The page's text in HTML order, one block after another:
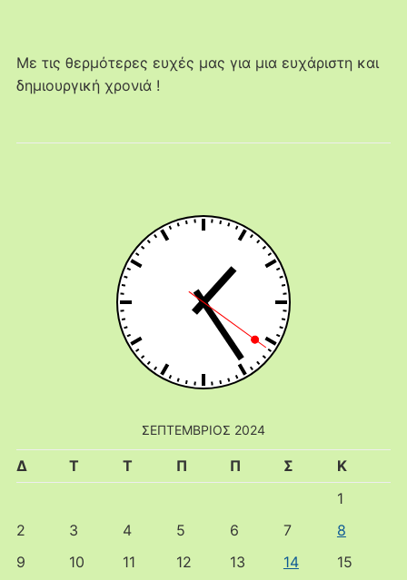
ΣΕΠΤΈΜΒΡΙΟΣ 2024
Δ Τ Τ Π Π Σ
Κ
1
2
3 4 5 6 7
8
9
10 11 12 13 14
15
Με τις θερμότερες ευχές μας για μια ευχάριστη και
δημιουργική χρονιά !